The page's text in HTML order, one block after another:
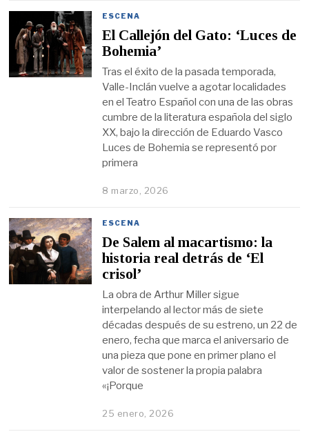
ESCENA
El Callejón del Gato: ‘Luces de
Bohemia’
Tras el éxito de la pasada temporada,
Valle-Inclán vuelve a agotar localidades
en el Teatro Español con una de las obras
cumbre de la literatura española del siglo
XX, bajo la dirección de Eduardo Vasco
Luces de Bohemia se representó por
primera
8 marzo, 2026
ESCENA
De Salem al macartismo: la
historia real detrás de ‘El
crisol’
La obra de Arthur Miller sigue
interpelando al lector más de siete
décadas después de su estreno, un 22 de
enero, fecha que marca el aniversario de
una pieza que pone en primer plano el
valor de sostener la propia palabra
«¡Porque
25 enero, 2026